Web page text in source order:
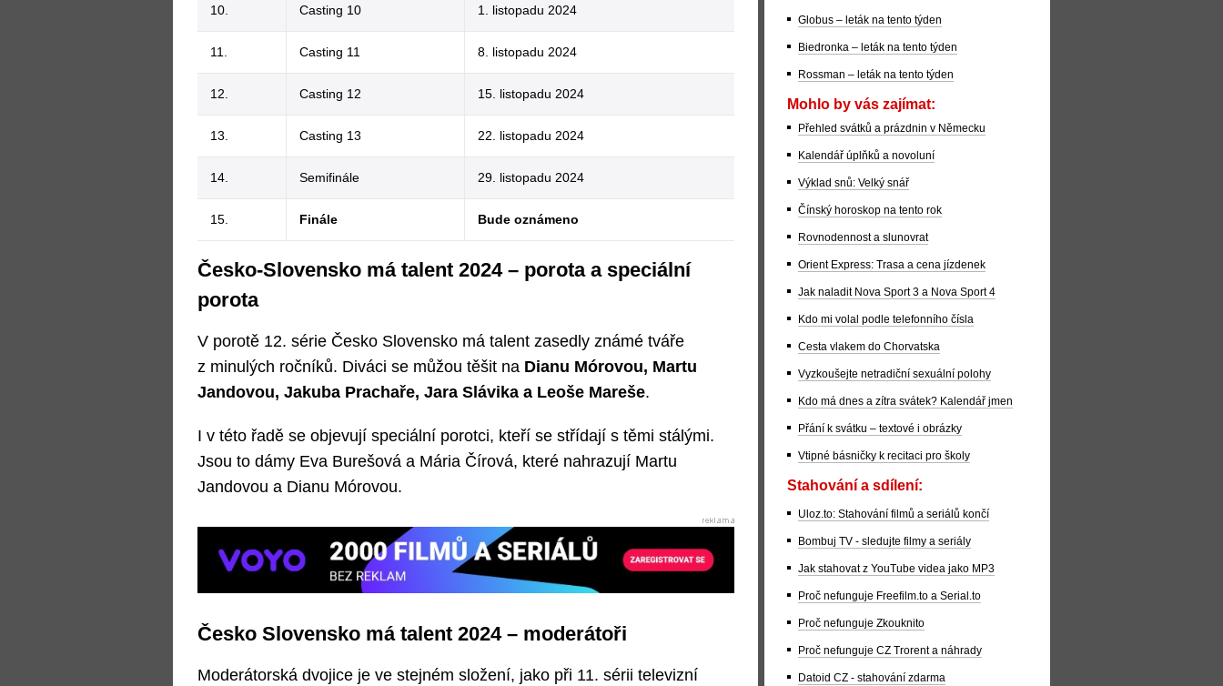
10. Casting 10 1. listopadu 2024
11. Casting 11 8. listopadu 2024
12. Casting 12 15. listopadu 2024
13. Casting 13 22. listopadu 2024
14. Semifinále 29. listopadu 2024
15. Finále Bude oznámeno
Česko-Slovensko má talent 2024 – porota a speciální
porota
V porotě 12. série Česko Slovensko má talent zasedly známé tváře
z minulých ročníků. Diváci se můžou těšit na Dianu Mórovou, Martu
Jandovou, Jakuba Prachaře, Jara Slávika a Leoše Mareše.
I v této řadě se objevují speciální porotci, kteří se střídají s těmi stálými.
Jsou to dámy Eva Burešová a Mária Čírová, které nahrazují Martu
Jandovou a Dianu Mórovou.
Česko Slovensko má talent 2024 – moderátoři
Moderátorská dvojice je ve stejném složení, jako při 11. sérii televizní
Globus – leták na tento týden
Biedronka – leták na tento týden
Rossman – leták na tento týden
Mohlo by vás zajímat:
Přehled svátků a prázdnin v Německu
Kalendář úplňků a novoluní
Výklad snů: Velký snář
Čínský horoskop na tento rok
Rovnodennost a slunovrat
Orient Express: Trasa a cena jízdenek
Jak naladit Nova Sport 3 a Nova Sport 4
Kdo mi volal podle telefonního čísla
Cesta vlakem do Chorvatska
Vyzkoušejte netradiční sexuální polohy
Kdo má dnes a zítra svátek? Kalendář jmen
Přání k svátku – textové i obrázky
Vtipné básničky k recitaci pro školy
Stahování a sdílení:
Uloz.to: Stahování filmů a seriálů končí
Bombuj TV - sledujte filmy a seriály
Jak stahovat z YouTube videa jako MP3
Proč nefunguje Freefilm.to a Serial.to
Proč nefunguje Zkouknito
Proč nefunguje CZ Trorent a náhrady
Datoid CZ - stahování zdarma